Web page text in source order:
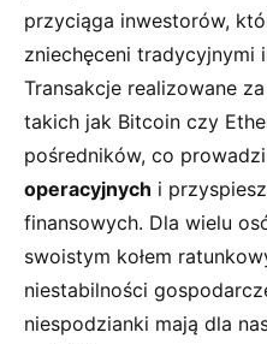
przyciąga inwestorów,
zniechęceni tradycyjnymi
Transakcje realizowane
takich jak​ Bitcoin czy
pośredników, ⁣co
operacyjnych i
finansowych. Dla wielu
swoistym ⁤kołem
niestabilności
niespodzianki mają dla